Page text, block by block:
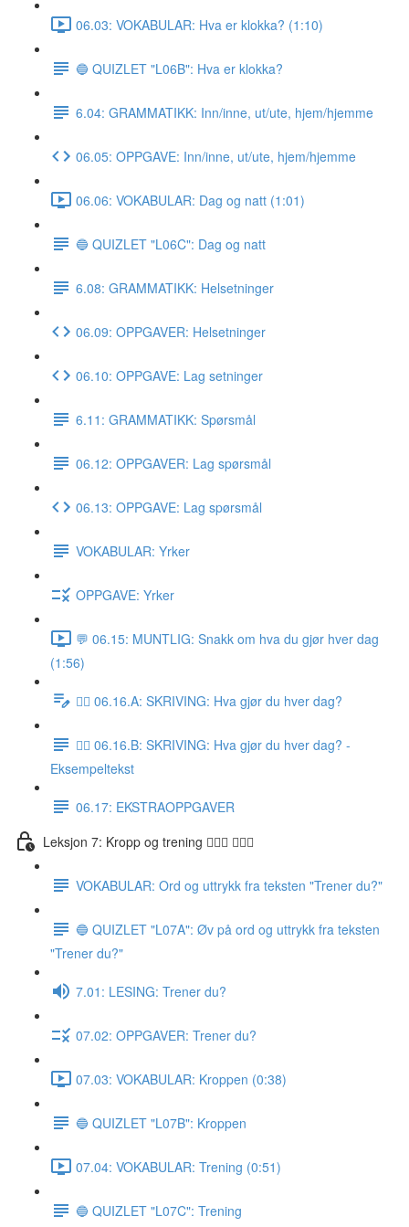
06.03: VOKABULAR: Hva er klokka? (1:10)
🔵 QUIZLET "L06B": Hva er klokka?
6.04: GRAMMATIKK: Inn/inne, ut/ute, hjem/hjemme
06.05: OPPGAVE: Inn/inne, ut/ute, hjem/hjemme
06.06: VOKABULAR: Dag og natt (1:01)
🔵 QUIZLET "L06C": Dag og natt
6.08: GRAMMATIKK: Helsetninger
06.09: OPPGAVER: Helsetninger
06.10: OPPGAVE: Lag setninger
6.11: GRAMMATIKK: Spørsmål
06.12: OPPGAVER: Lag spørsmål
06.13: OPPGAVE: Lag spørsmål
VOKABULAR: Yrker
OPPGAVE: Yrker
💬 06.15: MUNTLIG: Snakk om hva du gjør hver dag
(1:56)
✍🏼 06.16.A: SKRIVING: Hva gjør du hver dag?
✍🏼 06.16.B: SKRIVING: Hva gjør du hver dag? -
Eksempeltekst
06.17: EKSTRAOPPGAVER
Leksjon 7: Kropp og trening 🚶🏼‍♀️ 🏋🏽‍♀️
VOKABULAR: Ord og uttrykk fra teksten "Trener du?"
🔵 QUIZLET "L07A": Øv på ord og uttrykk fra teksten
"Trener du?"
7.01: LESING: Trener du?
07.02: OPPGAVER: Trener du?
07.03: VOKABULAR: Kroppen (0:38)
🔵 QUIZLET "L07B": Kroppen
07.04: VOKABULAR: Trening (0:51)
🔵 QUIZLET "L07C": Trening